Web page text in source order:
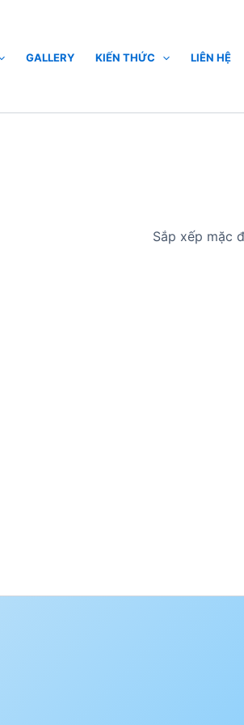
GALLERY KIẾN THỨC LIÊN HỆ